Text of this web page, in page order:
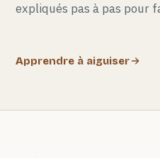
expliqués pas à pas pour
Apprendre à aiguiser